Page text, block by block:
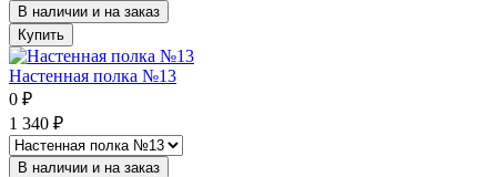
В наличии и на заказ
Купить
Настенная полка №13
0 ₽
1 340 ₽
В наличии и на заказ